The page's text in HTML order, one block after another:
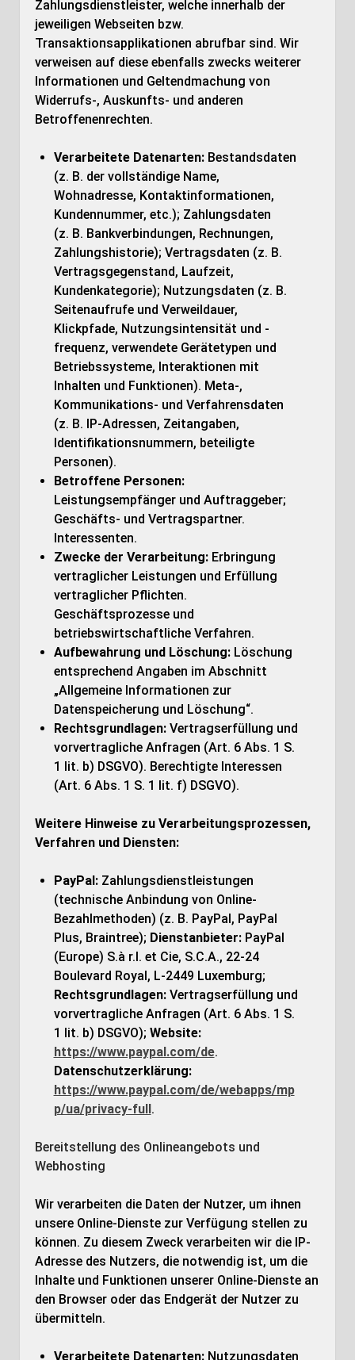
Zahlungsdienstleister, welche innerhalb der
jeweiligen Webseiten bzw.
Transaktionsapplikationen abrufbar sind. Wir
verweisen auf diese ebenfalls zwecks weiterer
Informationen und Geltendmachung von
Widerrufs-, Auskunfts- und anderen
Betroffenenrechten.
Verarbeitete Datenarten:Bestandsdaten
(z. B. der vollständige Name,
Wohnadresse, Kontaktinformationen,
Kundennummer, etc.); Zahlungsdaten
(z. B. Bankverbindungen, Rechnungen,
Zahlungshistorie); Vertragsdaten (z. B.
Vertragsgegenstand, Laufzeit,
Kundenkategorie); Nutzungsdaten (z. B.
Seitenaufrufe und Verweildauer,
Klickpfade, Nutzungsintensität und -
frequenz, verwendete Gerätetypen und
Betriebssysteme, Interaktionen mit
Inhalten und Funktionen). Meta-,
Kommunikations- und Verfahrensdaten
(z. B. IP-Adressen, Zeitangaben,
Identifikationsnummern, beteiligte
Personen).
Betroffene Personen:
Leistungsempfänger und Auftraggeber;
Geschäfts- und Vertragspartner.
Interessenten.
Zwecke der Verarbeitung:Erbringung
vertraglicher Leistungen und Erfüllung
vertraglicher Pflichten.
Geschäftsprozesse und
betriebswirtschaftliche Verfahren.
Aufbewahrung und Löschung:Löschung
entsprechend Angaben im Abschnitt
„Allgemeine Informationen zur
Datenspeicherung und Löschung“.
Rechtsgrundlagen:Vertragserfüllung und
vorvertragliche Anfragen (Art. 6 Abs. 1 S.
1 lit. b) DSGVO). Berechtigte Interessen
(Art. 6 Abs. 1 S. 1 lit. f) DSGVO).
Weitere Hinweise zu Verarbeitungsprozessen,
Verfahren und Diensten:
PayPal: Zahlungsdienstleistungen
(technische Anbindung von Online-
Bezahlmethoden) (z. B. PayPal, PayPal
Plus, Braintree); Dienstanbieter:PayPal
(Europe) S.à r.l. et Cie, S.C.A., 22-24
Boulevard Royal, L-2449 Luxemburg;
Rechtsgrundlagen:Vertragserfüllung und
vorvertragliche Anfragen (Art. 6 Abs. 1 S.
1 lit. b) DSGVO); Website:
https://www.paypal.com/de.
Datenschutzerklärung:
https://www.paypal.com/de/webapps/mp
p/ua/privacy-full.
Bereitstellung des Onlineangebots und
Webhosting
Wir verarbeiten die Daten der Nutzer, um ihnen
unsere Online-Dienste zur Verfügung stellen zu
können. Zu diesem Zweck verarbeiten wir die IP-
Adresse des Nutzers, die notwendig ist, um die
Inhalte und Funktionen unserer Online-Dienste an
den Browser oder das Endgerät der Nutzer zu
übermitteln.
Verarbeitete Datenarten:Nutzungsdaten